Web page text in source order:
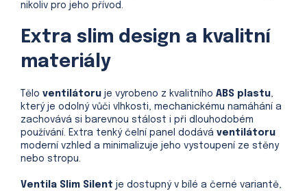
nikoliv pro jeho přívod.
Extra slim design a kvalitní
materiály
Tělo ventilátoru je vyrobeno z kvalitního ABS plastu,
který je odolný vůči vlhkosti, mechanickému namáhání a
zachovává si barevnou stálost i při dlouhodobém
používání. Extra tenký čelní panel dodává ventilátoru
moderní vzhled a minimalizuje jeho vystoupení ze stěny
nebo stropu.
Ventila Slim Silent je dostupný v bílé a černé variantě,